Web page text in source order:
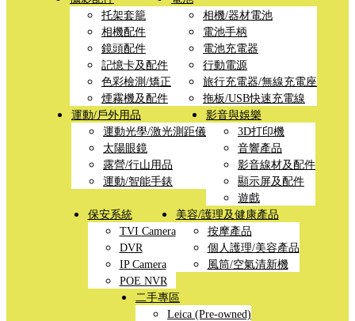
托架套籠
相機配件
鏡頭配件
記憶卡及配件
色彩檢測/矯正
煙霧機及配件
相機/器材電池
電池手柄
電池充電器
行動電源
旅行充電器/無線充電座
拖板/USB快速充電線
運動/戶外用品
運動光學/激光測距儀
太陽眼鏡
露營/行山用品
運動/智能手錶
影音與娛樂
3D打印機
音響產品
影音線材及配件
顯示屏及配件
遊戲
保安系統
TVI Camera
DVR
IP Camera
POE NVR
美容/護理及健康產品
按摩產品
個人護理/美容產品
風筒/空氣清新機
二手專區
Leica (Pre-owned)